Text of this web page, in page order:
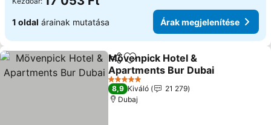
1 oldal árainak mutatása Árak megjelenítése
Megosztás
Hozzáadás a kedvencekhez
Mövenpick Hotel &
Apartments Bur Dubai
Árak megjelenítése
5 Kategória
8,9 Kiváló
21 279
Dubaj